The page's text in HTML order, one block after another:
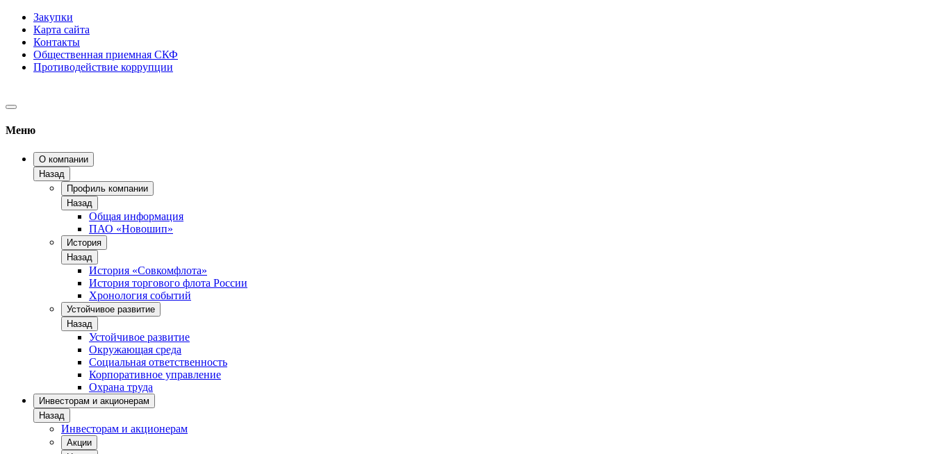
Закупки
Карта сайта
Контакты
Общественная приемная СКФ
Противодействие коррупции
Меню
О компании
Назад
Профиль компании
Назад
Общая информация
ПАО «Новошип»
История
Назад
История «Совкомфлота»
История торгового флота России
Хронология событий
Устойчивое развитие
Назад
Устойчивое развитие
Окружающая среда
Социальная ответственность
Корпоративное управление
Охрана труда
Инвесторам и акционерам
Назад
Инвесторам и акционерам
Акции